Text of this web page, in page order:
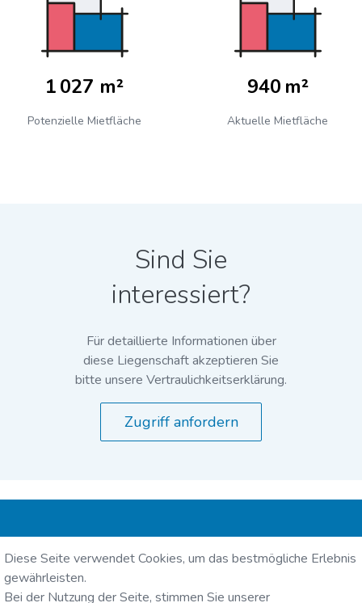
1 027 m²
Potenzielle Mietfläche
940 m²
Aktuelle Mietfläche
Sind Sie
interessiert?
Für detaillierte Informationen über
diese Liegenschaft akzeptieren Sie
bitte unsere Vertraulichkeitserklärung.
Zugriff anfordern
Intercity Group Holding AG
Zollikerstrasse 141
8008 Zürich
Diese Seite verwendet Cookies, um das bestmögliche Erlebnis
gewährleisten.
Bei der Nutzung der Seite, stimmen Sie unserer